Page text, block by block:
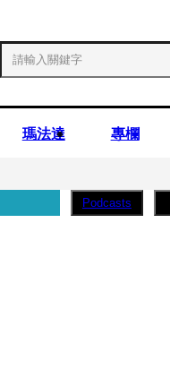
瑪法達 專欄
Podcasts